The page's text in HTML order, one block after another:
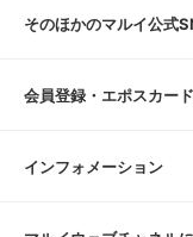
そのほかのマルイ公式
会員登録・エポスカー
インフォメーション